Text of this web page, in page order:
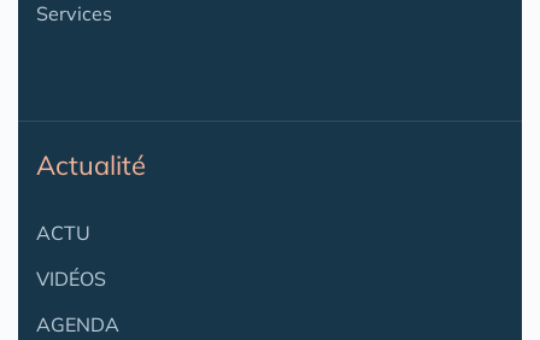
Services
Actualité
ACTU
VIDÉOS
AGENDA